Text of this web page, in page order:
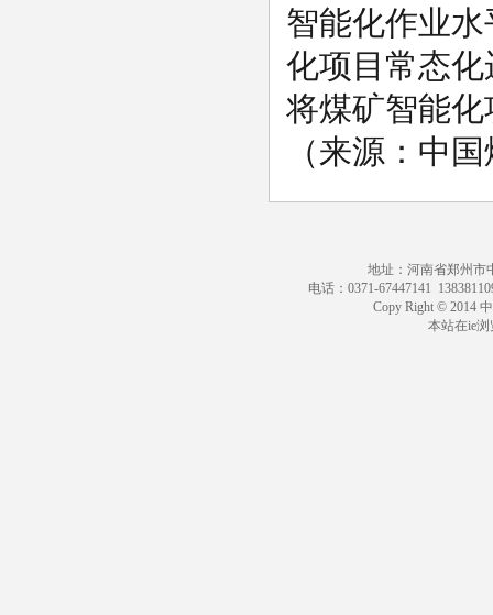
智能化作业
化项目常态
将煤矿智能
（来源：中
地址：河南省郑州市
电话：0371-67447141
Copy Right © 2014
本站在ie浏